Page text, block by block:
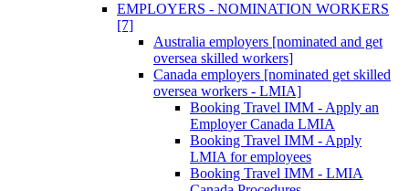
EMPLOYERS - NOMINATION WORKERS
[7]
Australia employers [nominated and get
oversea skilled workers]
Canada employers [nominated get skilled
oversea workers - LMIA]
Booking Travel IMM - Apply an
Employer Canada LMIA
Booking Travel IMM - Apply
LMIA for employees
Booking Travel IMM - LMIA